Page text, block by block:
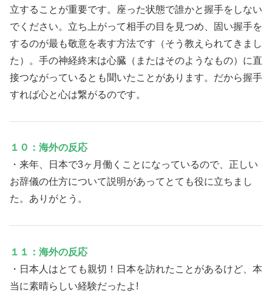
立することが重要です。座った状態で誰かと握手をしない
でください。立ち上がって相手の目を見つめ、固い握手を
するのが最も敬意を表す方法です（そう教えられてきまし
た）。手の神経終末は心臓（またはそのようなもの）に直
接つながっているとも聞いたことがあります。だから握手
すれば心と心は繋がるのです。
１０：海外の反応
・来年、日本で3ヶ月働くことになっているので、正しい
お辞儀の仕方について説明があってとても役に立ちまし
た。ありがとう。
１１：海外の反応
・日本人はとても親切！日本を訪れたことがあるけど、本
当に素晴らしい経験だったよ!